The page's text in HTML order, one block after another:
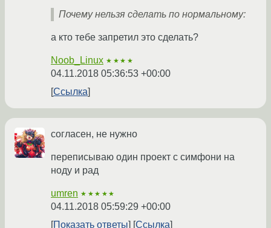
Почему нельзя сделать по нормальному:
а кто тебе запретил это сделать?
Noob_Linux ★★★★
04.11.2018 05:36:53 +00:00
Ссылка
согласен, не нужно
переписываю один проект с симфони на
ноду и рад
umren ★★★★★
04.11.2018 05:59:29 +00:00
Показать ответы
Ссылка